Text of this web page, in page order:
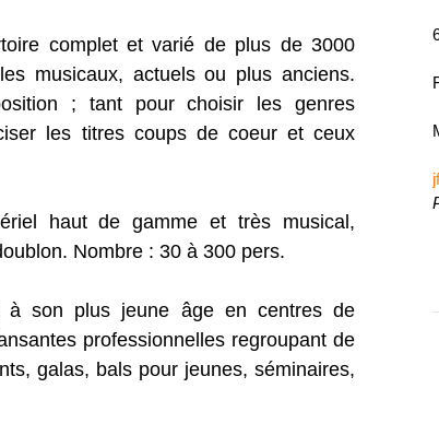
complet et varié de plus de 3000
musicaux, actuels ou plus anciens.
; tant pour choisir les genres
les titres coups de coeur et ceux
haut de gamme et très musical,
Nombre : 30 à 300 pers.
à son plus jeune âge en centres de
professionnelles regroupant de
galas, bals pour jeunes, séminaires,